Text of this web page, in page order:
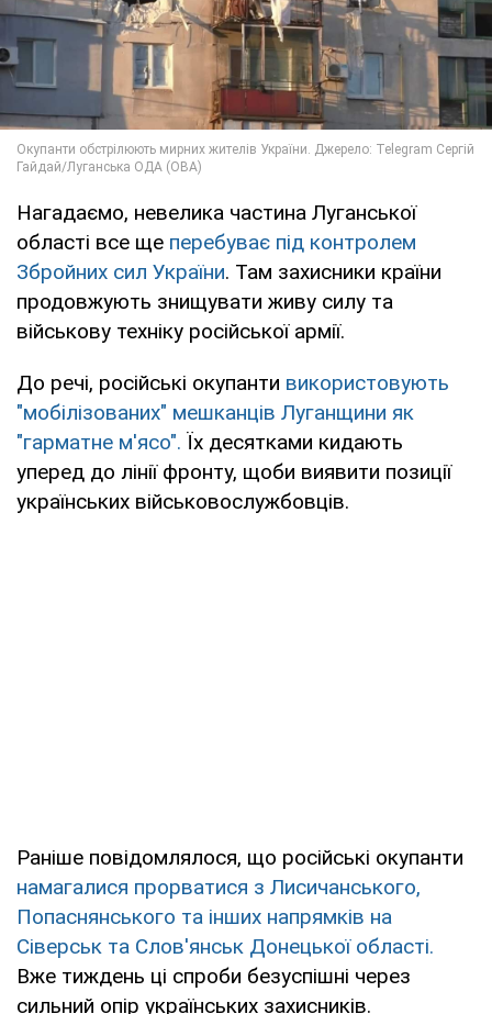
Нагадаємо, невелика частина Луганської
області все ще перебуває під контролем
Збройних сил України. Там захисники країни
продовжують знищувати живу силу та
військову техніку російської армії.
До речі, російські окупанти використовують
"мобілізованих" мешканців Луганщини як
"гарматне м'ясо". Їх десятками кидають
уперед до лінії фронту, щоби виявити позиції
українських військовослужбовців.
Раніше повідомлялося, що російські окупанти
намагалися прорватися з Лисичанського,
Попаснянського та інших напрямків на
Сіверськ та Слов'янськ Донецької області.
Вже тиждень ці спроби безуспішні через
сильний опір українських захисників.